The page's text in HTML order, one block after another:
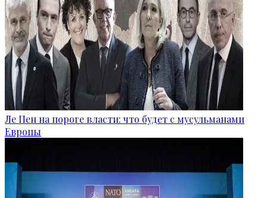
Ле Пен на пороге власти: что будет с мусульманами
Европы